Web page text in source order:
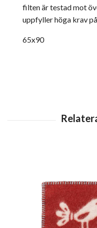
filten är testad mot
uppfyller höga krav
65x90